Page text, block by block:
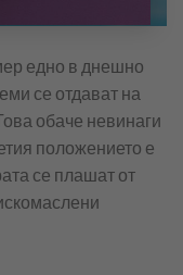
едно в днешно
се отдават на
обаче невинаги
положението е
се плашат от